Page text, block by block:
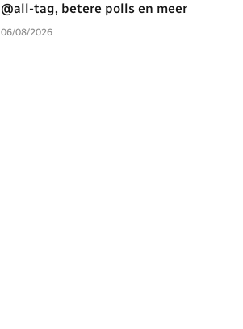
@all-tag, betere polls en meer
06/08/2026